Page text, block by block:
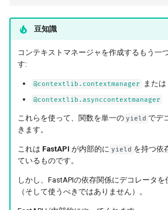
豆知識
コンテキストマネージャを作成するもう一
す:
@contextlib.contextmanager または
@contextlib.asynccontextmanager
これらを使って、関数を単一の yield でデ
きます。
これは FastAPI が内部的に yield を持つ依
ているものです。
しかし、FastAPIの依存関係にデコレータ
（そして使うべきではありません）。